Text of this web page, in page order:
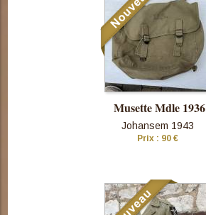
cette pièce
Musette Mdle 1936
Johansem 1943
Prix : 90 €